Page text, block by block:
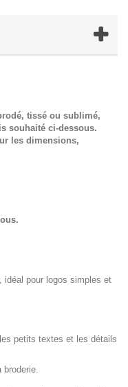
tissé ou sublimé,
souhaité ci-dessous.
les dimensions,
idéal pour logos simples et
petits textes et les détails
broderie.